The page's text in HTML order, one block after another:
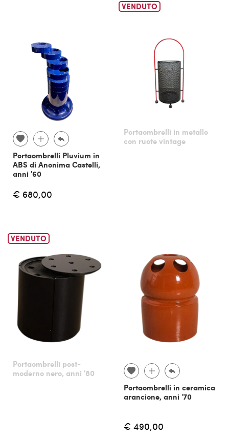
Portaombrelli Pluvium in
ABS di Anonima Castelli,
anni '60
€ 680,00
VENDUTO
Portaombrelli in metallo
con ruote vintage
VENDUTO
Portaombrelli post-
moderno nero, anni '80
Portaombrelli in ceramica
arancione, anni '70
€ 490,00